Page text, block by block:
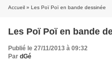
Accueil » Les Poï Poï en bande dessinée
Les Poï Poï en bande
Publié le 27/11/2013 à 09:32
Par dGé